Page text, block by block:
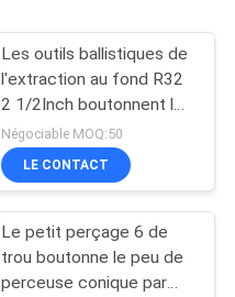
Les outils ballistiques de
l'extraction au fond R32
2 1/2Inch boutonnent le
peu de perceuse
Négociable MOQ:50
LE CONTACT
Le petit perçage 6 de
trou boutonne le peu de
perceuse conique par